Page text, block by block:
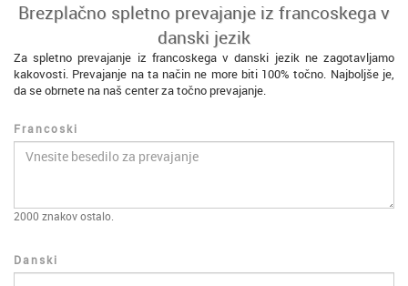
Brezplačno spletno prevajanje iz francoskega v
danski jezik
Za spletno prevajanje iz francoskega v danski jezik ne zagotavljamo
kakovosti. Prevajanje na ta način ne more biti 100% točno. Najboljše je,
da se obrnete na naš center za točno prevajanje.
Francoski
2000 znakov ostalo.
Danski